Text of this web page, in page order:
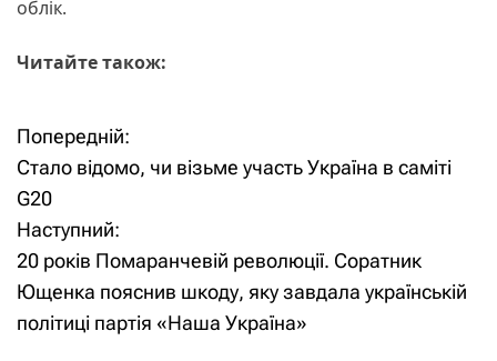
облік.
Читайте також:
Н
а
в
і
г
Попередній:
Стало відомо, чи візьме участь Україна в саміті
G20
Наступний:
20 років Помаранчевій революції. Соратник
Ющенка пояснив шкоду, яку завдала українській
політиці партія «Наша Україна»